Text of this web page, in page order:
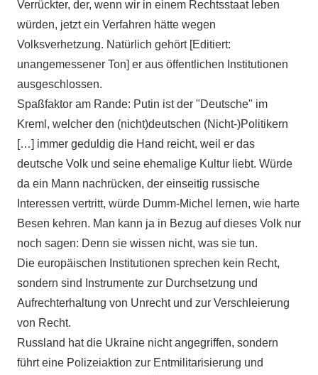
Verrückter, der, wenn wir in einem Rechtsstaat leben
würden, jetzt ein Verfahren hätte wegen
Volksverhetzung. Natürlich gehört [Editiert:
unangemessener Ton] er aus öffentlichen Institutionen
ausgeschlossen.
Spaßfaktor am Rande: Putin ist der "Deutsche" im
Kreml, welcher den (nicht)deutschen (Nicht-)Politikern
[…] immer geduldig die Hand reicht, weil er das
deutsche Volk und seine ehemalige Kultur liebt. Würde
da ein Mann nachrücken, der einseitig russische
Interessen vertritt, würde Dumm-Michel lernen, wie harte
Besen kehren. Man kann ja in Bezug auf dieses Volk nur
noch sagen: Denn sie wissen nicht, was sie tun.
Die europäischen Institutionen sprechen kein Recht,
sondern sind Instrumente zur Durchsetzung und
Aufrechterhaltung von Unrecht und zur Verschleierung
von Recht.
Russland hat die Ukraine nicht angegriffen, sondern
führt eine Polizeiaktion zur Entmilitarisierung und